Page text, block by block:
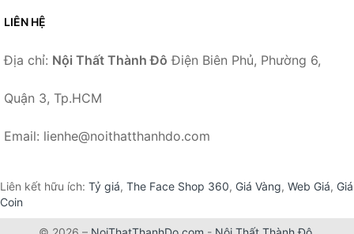
LIÊN HỆ
Địa chỉ: Nội Thất Thành Đô Điện Biên Phủ, Phường 6,
Quận 3, Tp.HCM
Email: lienhe@noithatthanhdo.com
Liên kết hữu ích: Tỷ giá, The Face Shop 360, Giá Vàng, Web Giá, Giá
Coin